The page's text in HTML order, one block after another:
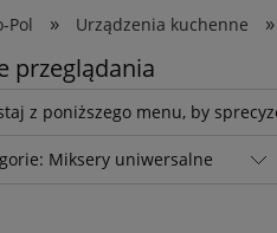
Pol » Urządzenia kuchenne »
przeglądania
z poniższego menu, by
Miksery uniwersalne